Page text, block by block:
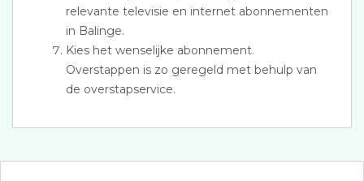
relevante televisie en internet abonnementen
in Balinge.
Kies het wenselijke abonnement.
Overstappen is zo geregeld met behulp van
de overstapservice.